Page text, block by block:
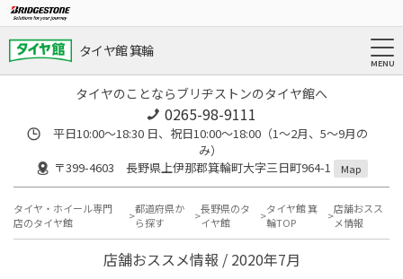
タイヤ館 箕輪
タイヤのことならブリヂストンのタイヤ館へ
0265-98-9111
平日10:00～18:30 日、祝日10:00～18:00（1～2月、5～9月の
み）
〒399-4603 長野県上伊那郡箕輪町大字三日町964-1
Map
タイヤ・ホイール専門
店のタイヤ館
都道府県か
ら探す
長野県のタ
イヤ館
タイヤ館 箕
輪TOP
店舗おスス
メ情報
店舗おススメ情報 / 2020年7月